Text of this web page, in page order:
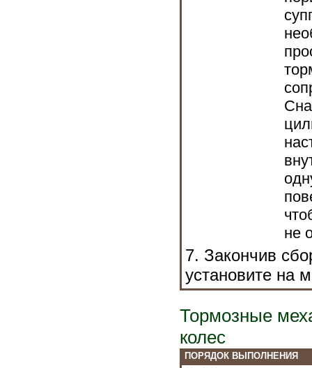
не
7. Закончив
установите на
Тормозные
колес
ПОРЯДОК ВЫПОЛНЕНИЯ